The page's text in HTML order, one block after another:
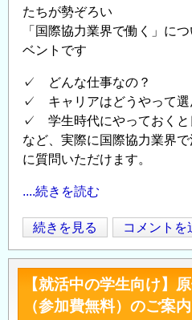
たちが勢ぞろい
「国際協力業界で働く」に
ベントです
✓ どんな仕事なの？
✓ キャリアはどうやって選
✓ 学生時代にやっておくと
など、実際に国際協力業界
に質問いただけます。
....続きを読む
グ
ロ
ー
バ
ル
続きを見る コメントを
【就活中の学生向け】
（参加費無料）のご案内